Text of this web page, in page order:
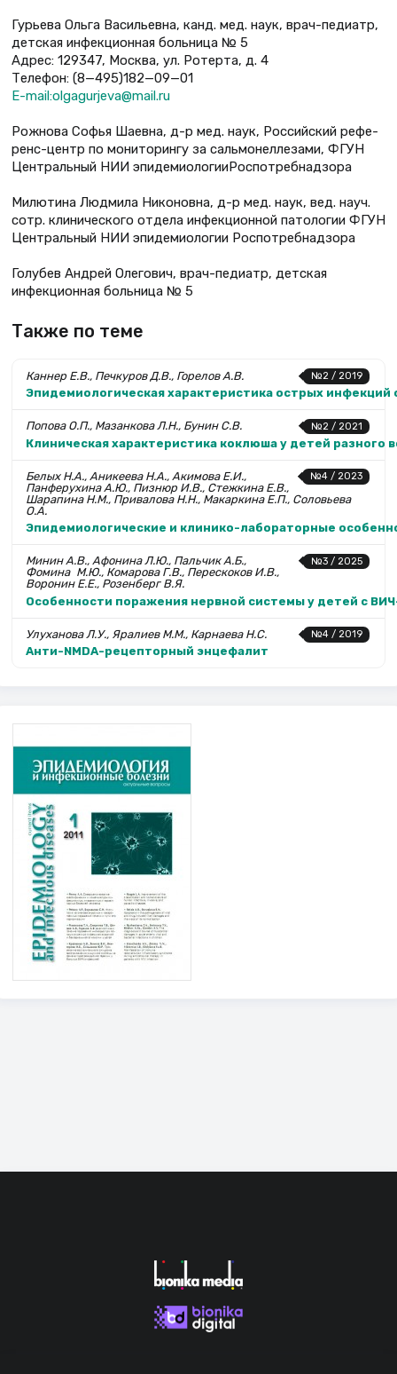
Гурьева Ольга Васильевна, канд. мед. наук, врач-педиатр,
детская инфекционная больница № 5
Адрес: 129347, Москва, ул. Ротерта, д. 4
Телефон: (8—495)182—09—01
Е-mail:olgagurjeva@mail.ru
Рожнова Софья Шаевна, д-р мед. наук, Российский рефе-
ренс-центр по мониторингу за сальмонеллезами, ФГУН
Центральный НИИ эпидемиологииРоспотребнадзора
Милютина Людмила Никоновна, д-р мед. наук, вед. науч.
сотр. клинического отдела инфекционной патологии ФГУН
Центральный НИИ эпидемиологии Роспотребнадзора
Голубев Андрей Олегович, врач-педиатр, детская
инфекционная больница № 5
Также по теме
№2 / 2019
Каннер Е.В., Печкуров Д.В., Горелов А.В.
Эпиде­миологическая характеристика острых
№2 / 2021
Попова О.П., Мазанкова Л.Н., Бунин С.В.
Клиническая характеристика коклюша у детей
№4 / 2023
Белых Н.А., Аникеева Н.А., Акимова Е.И.,
Панферухина А.Ю., Пизнюр И.В., Стежкина Е.В.,
Шарапина Н.М., Привалова Н.Н., Макаркина Е.П., Соловьева
О.А.
Эпидемиологические и клинико-лабораторные
№3 / 2025
Минин А.В., Афонина Л.Ю., Пальчик А.Б.,
Фомина М.Ю., Комарова Г.В., Перескоков И.В.,
Воронин Е.Е., Розенберг В.Я.
Особенности поражения нервной системы у детей c
№4 / 2019
Улуханова Л.У., Яралиев М.М., Карнаева Н.С.
Анти-NMDA-рецепторный энцефалит